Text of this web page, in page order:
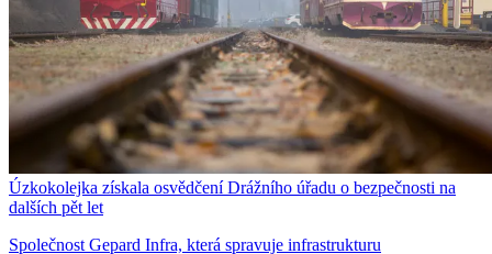
Úzkokolejka získala osvědčení Drážního úřadu o bezpečnosti na
dalších pět let
Společnost Gepard Infra, která spravuje infrastrukturu